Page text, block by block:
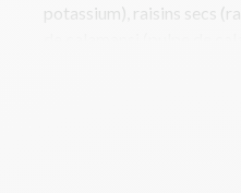
potassium), raisins secs